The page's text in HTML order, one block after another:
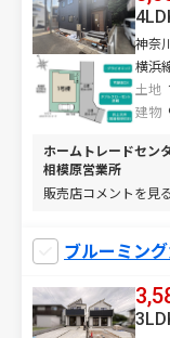
神奈
横浜
土地
建物
ホームトレードセン
相模原営業所
販売店コメントを
ブルーミン